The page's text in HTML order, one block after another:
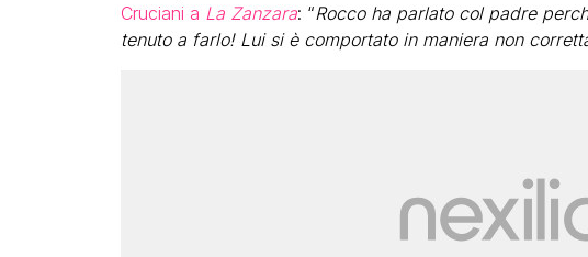
Cruciani a La Zanzara: “Rocco ha parlato col padre
tenuto a farlo! Lui si è comportato in maniera non